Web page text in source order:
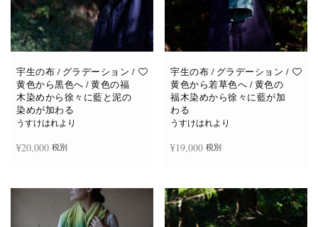
宇生の布 / グラデーション /
黄色から黒色へ / 黄色の福
木染めから徐々に藍と泥の
染めが加わる
うすけはれより
¥20,000 税別
宇生の布 / グラデーション /
黄色から若草色へ / 黄色の
福木染めから徐々に藍が加
わる
うすけはれより
¥19,000 税別